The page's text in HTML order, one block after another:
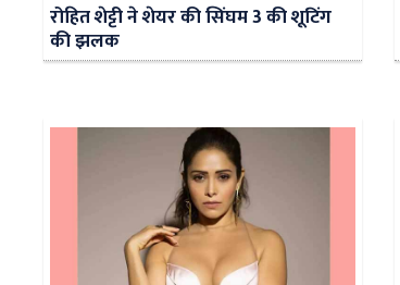
रोहित शेट्टी ने शेयर की सिंघम 3 की शूटिंग
की झलक